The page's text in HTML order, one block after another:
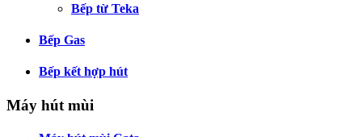
Bếp từ Teka
Bếp Gas
Bếp kết hợp hút
Máy hút mùi